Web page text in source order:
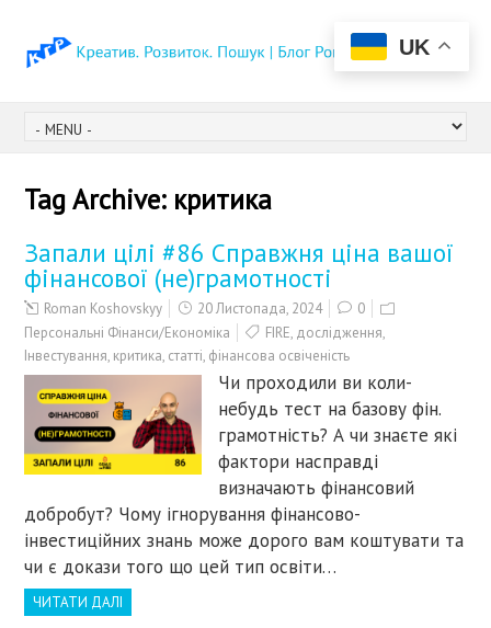
Tag Archive: критика
Запали цілі #86 Справжня ціна вашої
фінансової (не)грамотності
Roman Koshovskyy 20 Листопада, 2024
0
Персональні Фінанси/Економіка
FIRE, дослідження,
Інвестування, критика, статті, фінансова освіченість
Чи проходили ви коли-
небудь тест на базову фін.
грамотність? А чи знаєте які
фактори насправді
визначають фінансовий
добробут? Чому ігнорування фінансово-
інвестиційних знань може дорого вам коштувати та
чи є докази того що цей тип освіти…
ЧИТАТИ ДАЛІ
UK